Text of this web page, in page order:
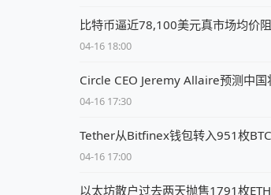
比特币逼近78,100美元真市场均价
04-16 18:00
Circle CEO Jeremy Allaire预测中
04-16 17:30
Tether从Bitfinex钱包转入951枚
04-16 17:00
以太坊散户过去两天抛售1791枚